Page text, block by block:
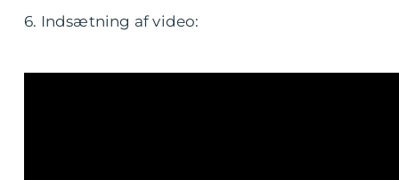
6. Indsætning af video: